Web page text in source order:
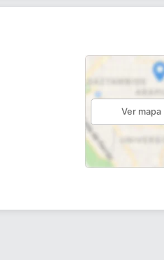
Ver mapa